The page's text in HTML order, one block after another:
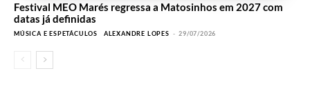
Festival MEO Marés regressa a Matosinhos em 2027 com
datas já definidas
MÚSICA E ESPETÁCULOS ALEXANDRE LOPES - 29/07/2026